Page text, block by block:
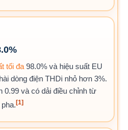
tối đa 98.0% và hiệu suất EU
dòng điện THDi nhỏ hơn 3%.
0.99 và có dải điều chỉnh từ
[1]